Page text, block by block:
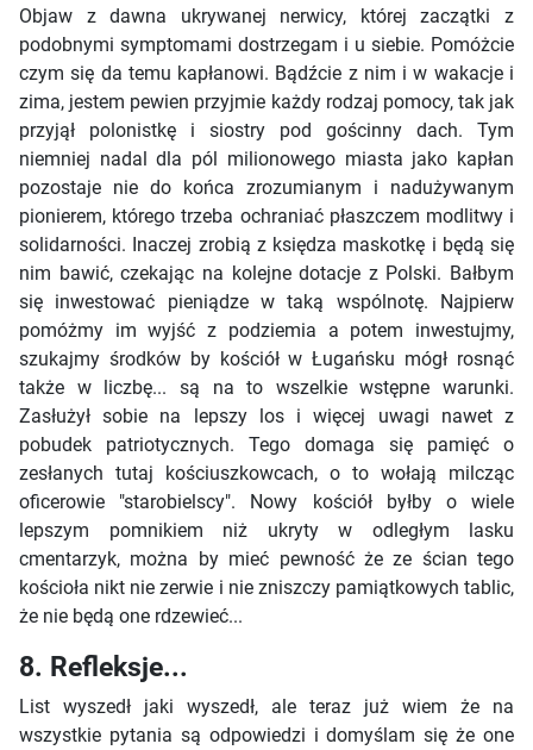
Objaw z dawna ukrywanej nerwicy, której zaczątki z
podobnymi symptomami dostrzegam i u siebie. Pomóżcie
czym się da temu kapłanowi. Bądźcie z nim i w wakacje i
zima, jestem pewien przyjmie każdy rodzaj pomocy, tak jak
przyjął polonistkę i siostry pod gościnny dach. Tym
niemniej nadal dla pól milionowego miasta jako kapłan
pozostaje nie do końca zrozumianym i nadużywanym
pionierem, którego trzeba ochraniać płaszczem modlitwy i
solidarności. Inaczej zrobią z księdza maskotkę i będą się
nim bawić, czekając na kolejne dotacje z Polski. Bałbym
się inwestować pieniądze w taką wspólnotę. Najpierw
pomóżmy im wyjść z podziemia a potem inwestujmy,
szukajmy środków by kościół w Ługańsku mógł rosnąć
także w liczbę... są na to wszelkie wstępne warunki.
Zasłużył sobie na lepszy los i więcej uwagi nawet z
pobudek patriotycznych. Tego domaga się pamięć o
zesłanych tutaj kościuszkowcach, o to wołają milcząc
oficerowie "starobielscy". Nowy kościół byłby o wiele
lepszym pomnikiem niż ukryty w odległym lasku
cmentarzyk, można by mieć pewność że ze ścian tego
kościoła nikt nie zerwie i nie zniszczy pamiątkowych tablic,
że nie będą one rdzewieć...
8. Refleksje...
List wyszedł jaki wyszedł, ale teraz już wiem że na
wszystkie pytania są odpowiedzi i domyślam się że one